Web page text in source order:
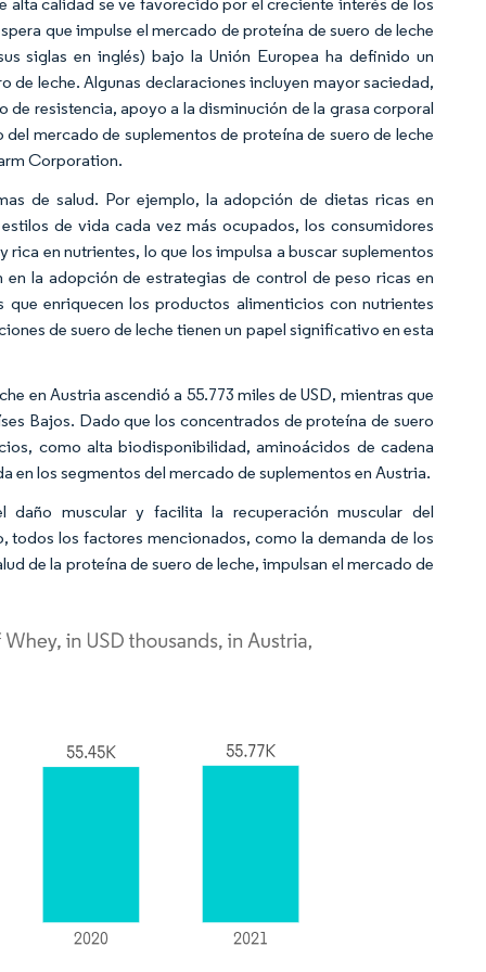
alta calidad se ve favorecido por el creciente interés de los
que impulse el mercado de proteína de suero de leche
siglas en inglés) bajo la Unión Europea ha definido un
leche. Algunas declaraciones incluyen mayor saciedad,
resistencia, apoyo a la disminución de la grasa corporal
mercado de suplementos de proteína de suero de leche
Corporation.
de salud. Por ejemplo, la adopción de dietas ricas en
de vida cada vez más ocupados, los consumidores
en nutrientes, lo que los impulsa a buscar suplementos
la adopción de estrategias de control de peso ricas en
enriquecen los productos alimenticios con nutrientes
de suero de leche tienen un papel significativo en esta
en Austria ascendió a 55.773 miles de USD, mientras que
Bajos. Dado que los concentrados de proteína de suero
como alta biodisponibilidad, aminoácidos de cadena
los segmentos del mercado de suplementos en Austria.
muscular y facilita la recuperación muscular del
los factores mencionados, como la demanda de los
de la proteína de suero de leche, impulsan el mercado de